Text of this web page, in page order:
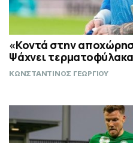
«Κοντά στην
Ψάχνει
ΚΩΝΣΤΑΝΤΙΝΟΣ ΓΕΩΡΓΙΟΥ